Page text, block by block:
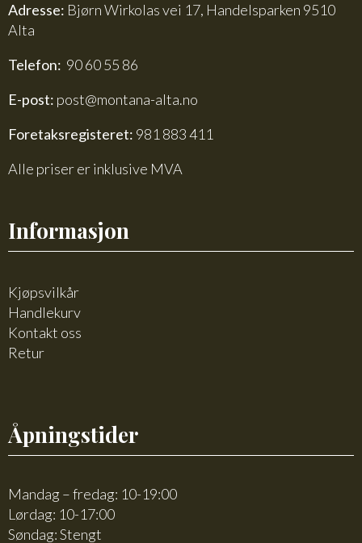
Adresse: Bjørn Wirkolas vei 17, Handelsparken 9510
Alta
Telefon: 90 60 55 86
E-post: post@montana-alta.no
Foretaksregisteret: 981 883 411
Alle priser er inklusive MVA
Informasjon
Kjøpsvilkår
Handlekurv
Kontakt oss
Retur
Åpningstider
Mandag – fredag: 10-19:00
Lørdag: 10-17:00
Søndag: Stengt